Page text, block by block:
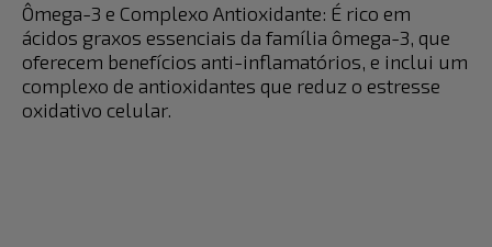
Ômega-3 e Complexo Antioxidante: É rico em
ácidos graxos essenciais da família ômega-3, que
oferecem benefícios anti-inflamatórios, e inclui um
complexo de antioxidantes que reduz o estresse
oxidativo celular.